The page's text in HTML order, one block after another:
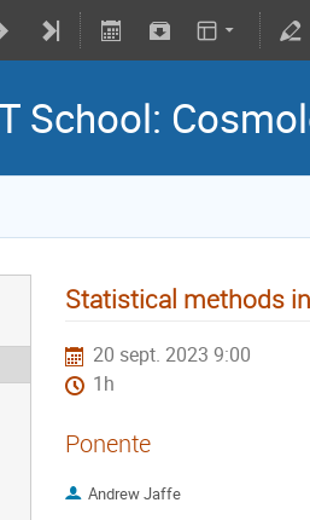
School:
Statistical methods
20 sept. 2023 9:00
1h
Ponente
Andrew Jaffe